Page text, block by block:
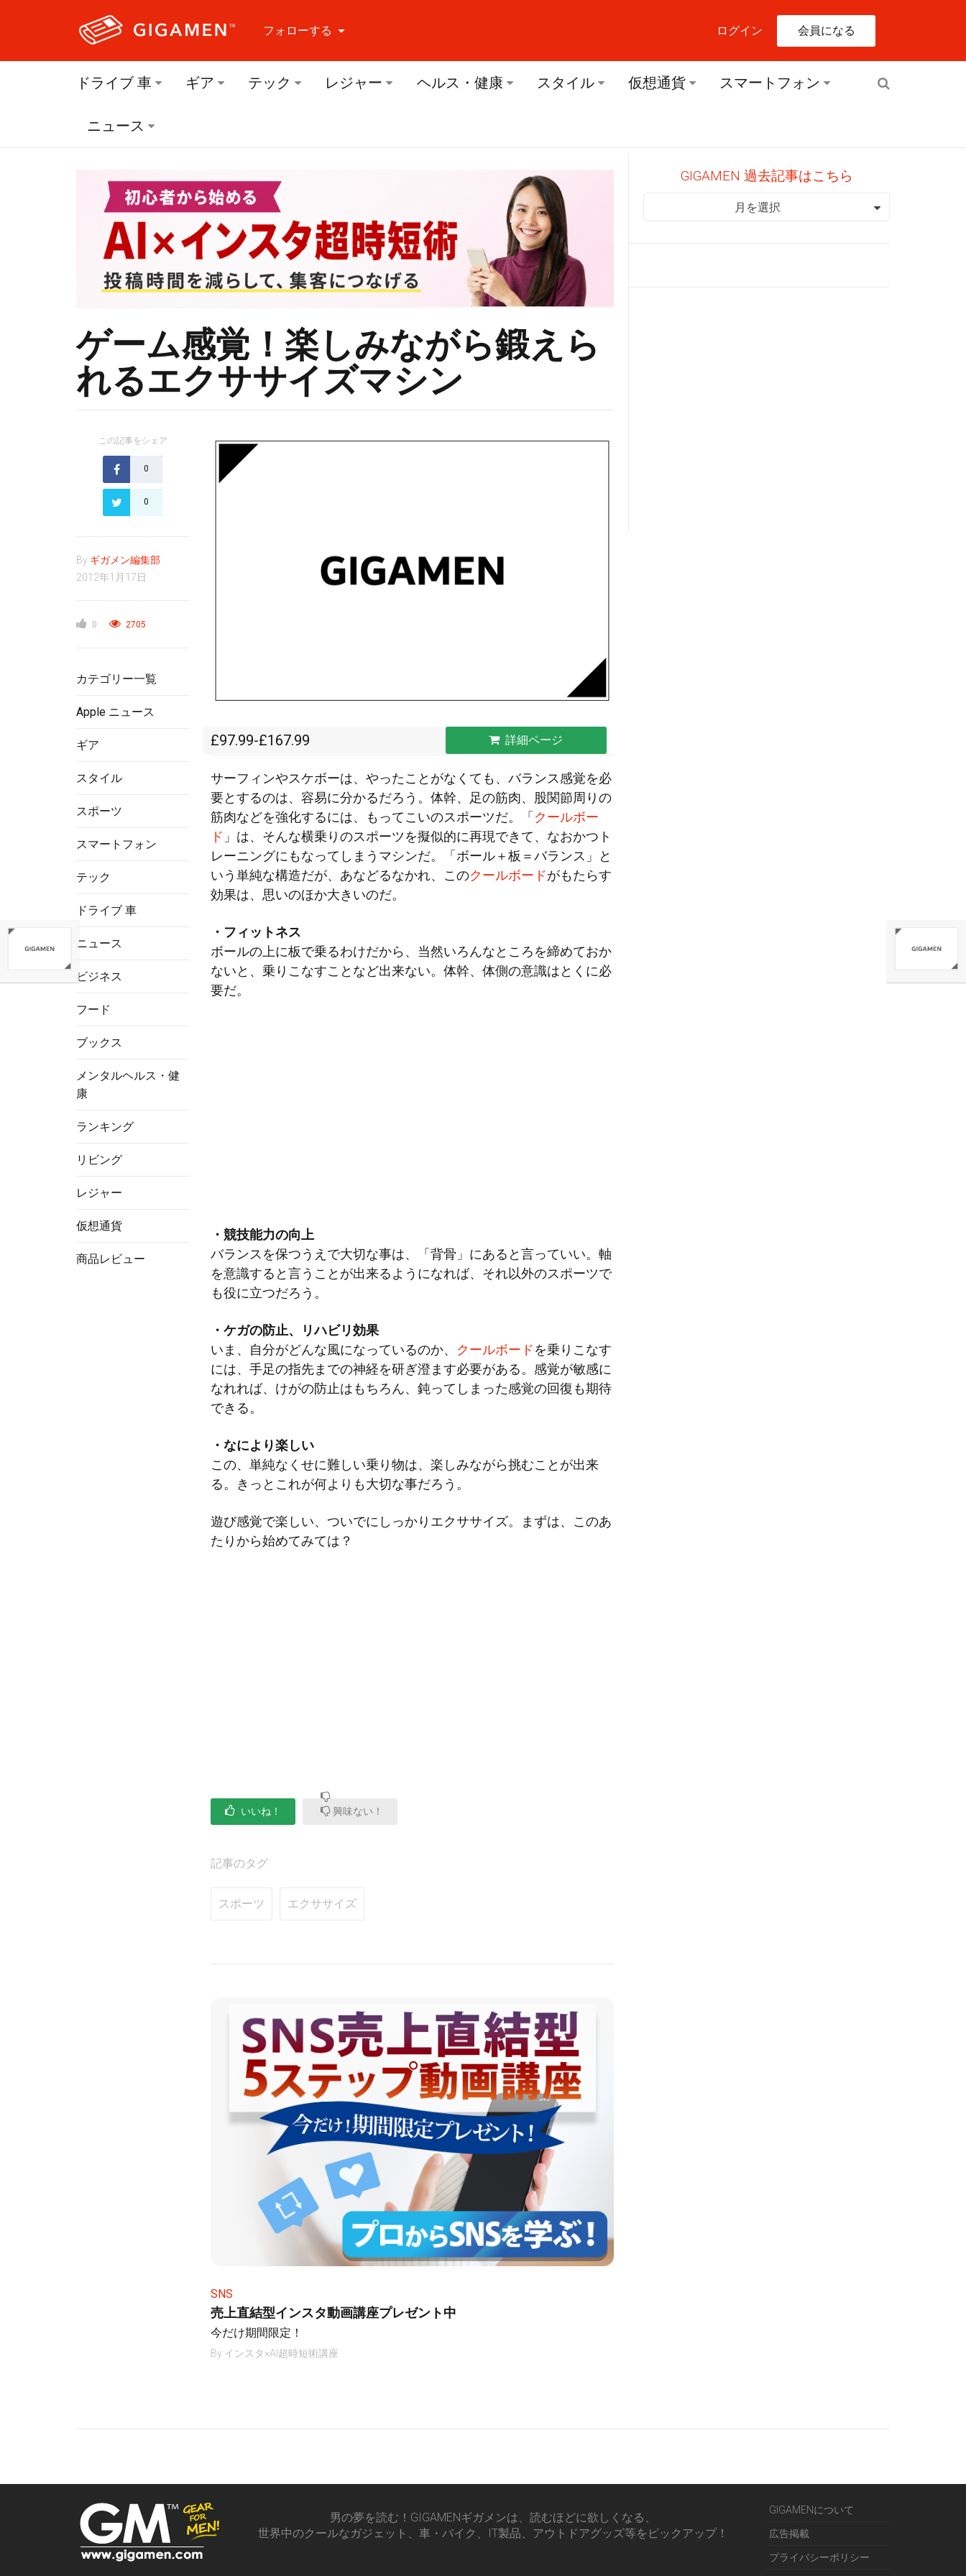
フォローする
フォローする Facebook
ログイン 会員になる
ドライブ 車 ギア テック レジャー ヘルス・健康 スタイル 仮想通貨 スマートフォン
ニュース
ゲーム感覚！楽しみながら鍛えら
れるエクササイズマシン
この記事をシェア
0
0
By ギガメン編集部
2012年1月17日
0 2705
カテゴリー一覧
Apple ニュース
ギア
スタイル
スポーツ
スマートフォン
テック
ドライブ 車
ニュース
ビジネス
フード
ブックス
メンタルヘルス・健
康
ランキング
リビング
レジャー
仮想通貨
商品レビュー
£97.99-£167.99 詳細ページ
サーフィンやスケボーは、やったことがなくても、バランス感覚を必
要とするのは、容易に分かるだろう。体幹、足の筋肉、股関節周りの
筋肉などを強化するには、もってこいのスポーツだ。「クールボー
ド 」は、そんな横乗りのスポーツを擬似的に再現できて、なおかつト
レーニングにもなってしまうマシンだ。「ボール＋板＝バランス」と
いう単純な構造だが、あなどるなかれ、このクールボードがもたらす
効果は、思いのほか大きいのだ。
・フィットネス
ボールの上に板で乗るわけだから、当然いろんなところを締めておか
ないと、乗りこなすことなど出来ない。体幹、体側の意識はとくに必
要だ。
・競技能力の向上
バランスを保つうえで大切な事は、「背骨」にあると言っていい。軸
を意識すると言うことが出来るようになれば、それ以外のスポーツで
も役に立つだろう。
・ケガの防止、リハビリ効果
いま、自分がどんな風になっているのか、 クールボードを乗りこなす
には、手足の指先までの神経を研ぎ澄ます必要がある。感覚が敏感に
なれれば、けがの防止はもちろん、鈍ってしまった感覚の回復も期待
できる。
・なにより楽しい
この、単純なくせに難しい乗り物は、楽しみながら挑むことが出来
る。きっとこれが何よりも大切な事だろう。
遊び感覚で楽しい、ついでにしっかりエクササイズ。まずは、このあ
たりから始めてみては？
いいね！ 興味ない！
記事のタグ
スポーツ エクササイズ
SNS
売上直結型インスタ動画講座プレゼント中
今だけ期間限定！
By インスタ×AI超時短術講座
GIGAMEN 過去記事はこちら
GIGAMEN 過去記事はこちら
月を選択
男の夢を読む！GIGAMENギガメンは、読むほどに欲しくなる、
世界中のクールなガジェット、車・バイク、IT製品、アウトドアグッズ等をピックアップ！
GIGAMENについて
広告掲載
プライバシーポリシー